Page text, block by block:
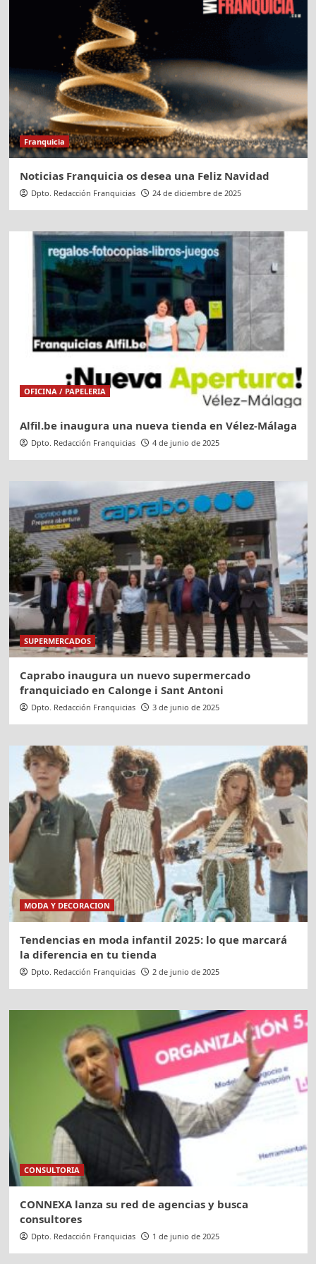
Franquicia
Noticias Franquicia os desea una Feliz Navidad
Dpto. Redacción Franquicias 24 de diciembre de 2025
OFICINA / PAPELERIA
Alfil.be inaugura una nueva tienda en Vélez-Málaga
Dpto. Redacción Franquicias 4 de junio de 2025
SUPERMERCADOS
Caprabo inaugura un nuevo supermercado
franquiciado en Calonge i Sant Antoni
Dpto. Redacción Franquicias 3 de junio de 2025
MODA Y DECORACION
Tendencias en moda infantil 2025: lo que marcará
la diferencia en tu tienda
Dpto. Redacción Franquicias 2 de junio de 2025
CONSULTORIA
CONNEXA lanza su red de agencias y busca
consultores
Dpto. Redacción Franquicias 1 de junio de 2025